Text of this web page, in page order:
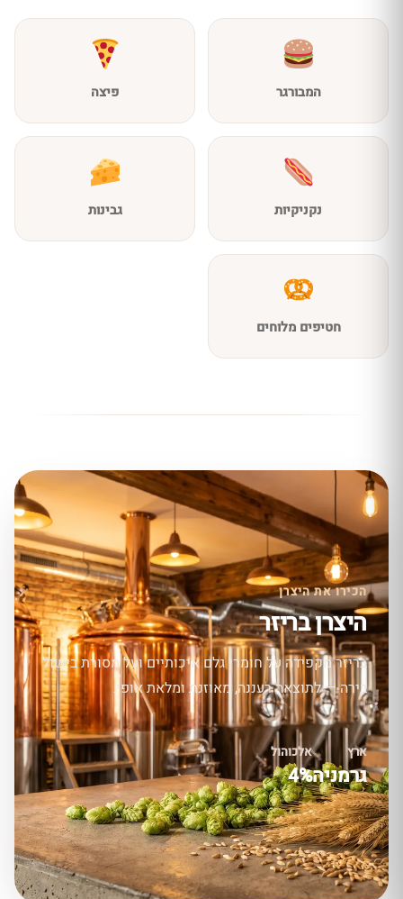
המבורגר פיצה
נקניקיות גבינות
חטיפים מלוחים
הכירו את היצרן
היצרן בריזר
בריזר מקפידה על חומרי גלם איכותיים ועל מסורת בישול
בירה — לתוצאה רעננה, מאוזנת ומלאת אופי.
ארץ
גרמניה
אלכוהול
4%